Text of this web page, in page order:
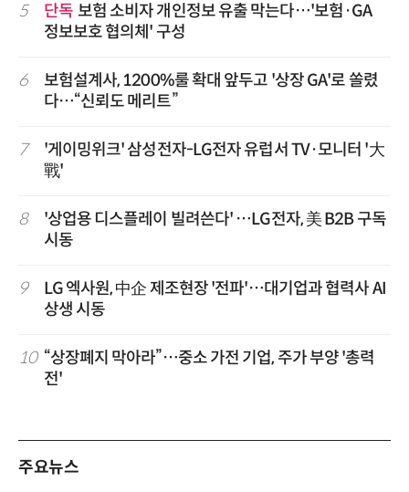
5 단독 보험 소비자 개인정보 유출 막는다…'보험·GA
정보보호 협의체' 구성
6
보험설계사, 1200%룰 확대 앞두고 '상장 GA'로 쏠렸
다…“신뢰도 메리트”
7
'게이밍위크' 삼성전자-LG전자 유럽서 TV·모니터 '大
戰'
8
'상업용 디스플레이 빌려쓴다' …LG전자, 美 B2B 구독
시동
9
LG 엑사원, 中企 제조현장 '전파'…대기업과 협력사 AI
상생 시동
10 “상장폐지 막아라”…중소 가전 기업, 주가 부양 '총력
전'
주요뉴스